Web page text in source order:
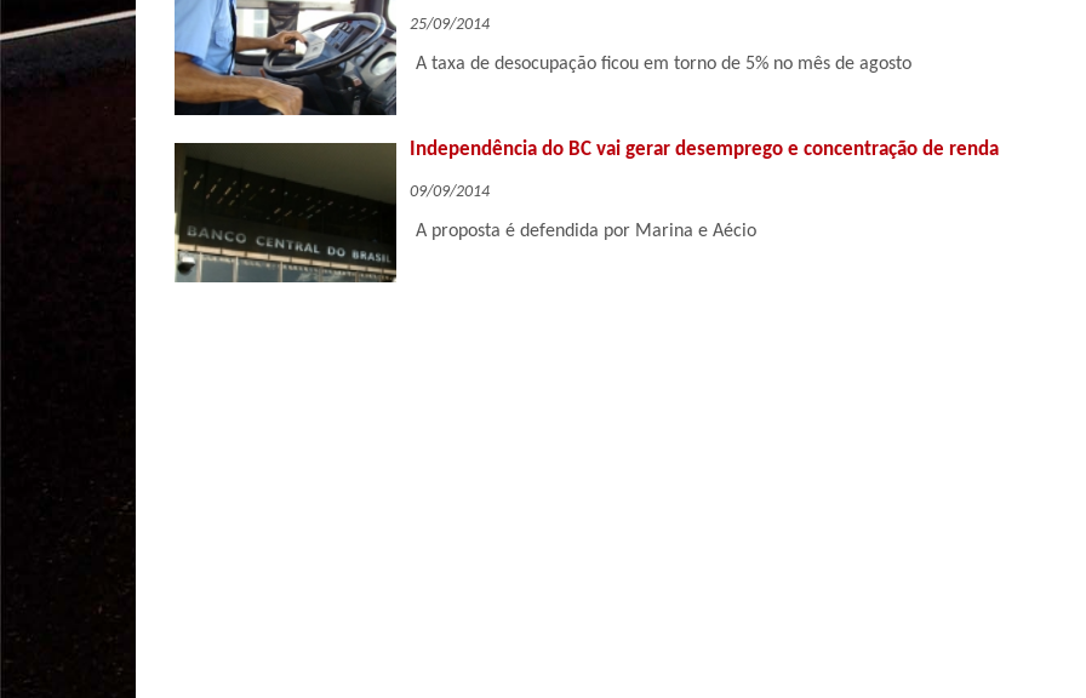
25/09/2014
A taxa de desocupação ficou em torno de 5% no mês de agosto
Independência do BC vai gerar desemprego e concentração de renda
09/09/2014
A proposta é defendida por Marina e Aécio